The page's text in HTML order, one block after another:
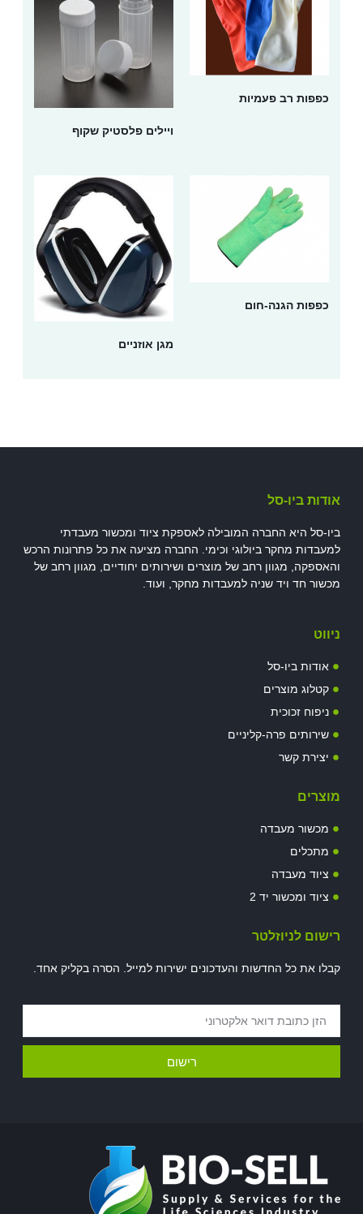
כפפות רב פעמיות
ויילים פלסטיק שקוף
כפפות הגנה-חום
מגן אוזניים
אודות ביו-סל
ביו-סל היא החברה המובילה לאספקת ציוד ומכשור מעבדתי
למעבדות מחקר ביולוגי וכימי. החברה מציעה את כל פתרונות הרכש
והאספקה, מגוון רחב של מוצרים ושירותים יחודיים, מגוון רחב של
מכשור חד ויד שניה למעבדות מחקר, ועוד.
ניווט
אודות ביו-סל
קטלוג מוצרים
ניפוח זכוכית
שירותים פרה-קליניים
יצירת קשר
מוצרים
מכשור מעבדה
מתכלים
ציוד מעבדה
ציוד ומכשור יד 2
רישום לניוזלטר
קבלו את כל החדשות והעדכונים ישירות למייל. הסרה בקליק אחד.
רישום